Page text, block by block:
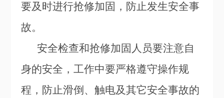
要及时进行抢修加固，防止发生安全事
故。
安全检查和抢修加固人员要注意自
身的安全，工作中要严格遵守操作规
程，防止滑倒、触电及其它安全事故的